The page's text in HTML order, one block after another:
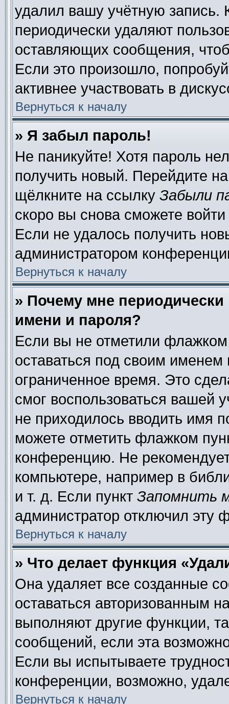
удалил вашу учётную запись.
периодически удаляют
оставляющих сообщения,
Если это произошло,
активнее участвовать в
Вернуться к началу
» Я забыл пароль!
Не паникуйте! Хотя пароль
получить новый. Перейдите
щёлкните на ссылку Забыли
скоро вы снова сможете
Если не удалось получить
администратором
Вернуться к началу
» Почему мне
имени и пароля?
Если вы не отметили
оставаться под своим
ограниченное время. Это
смог воспользоваться вашей
не приходилось вводить имя
можете отметить флажком
конференцию. Не
компьютере, например в
и т. д. Если пункт Запомнить
администратор отключил эту
Вернуться к началу
» Что делает функция
Она удаляет все созданные
оставаться авторизованным
выполняют другие функции,
сообщений, если эта
Если вы испытываете
конференции, возможно,
Вернуться к началу